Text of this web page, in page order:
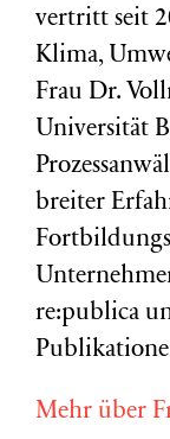
vertritt seit
Klima,
Frau Dr.
Universität
breiter
re:publica
Mehr über